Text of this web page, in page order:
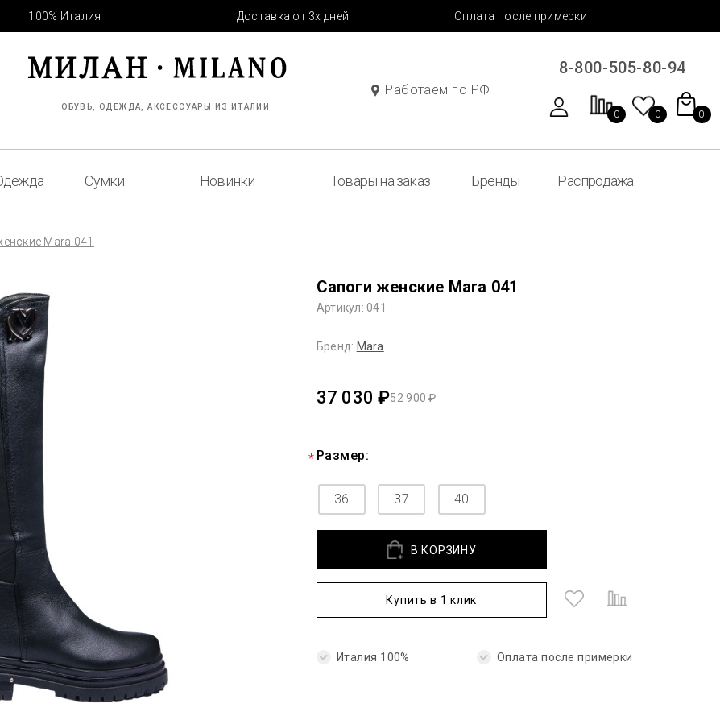
100% Италия Доставка от 3х дней Оплата после примерки
ОБУВЬ, ОДЕЖДА, АКСЕССУАРЫ ИЗ ИТАЛИИ
Работаем по РФ
8-800-505-80-94
0 0 0
Сумки Новинки Товары на заказ Бренды Распродажа
Mara 041
Сапоги женские Mara 041
Артикул: 041
Бренд: Mara
52 900 ₽
37 030 ₽
Размер:
36 37 40
В КОРЗИНУ
Купить в 1 клик
Италия 100% Оплата после примерки